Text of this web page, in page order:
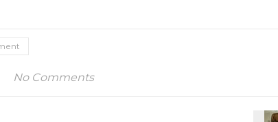
No Comments